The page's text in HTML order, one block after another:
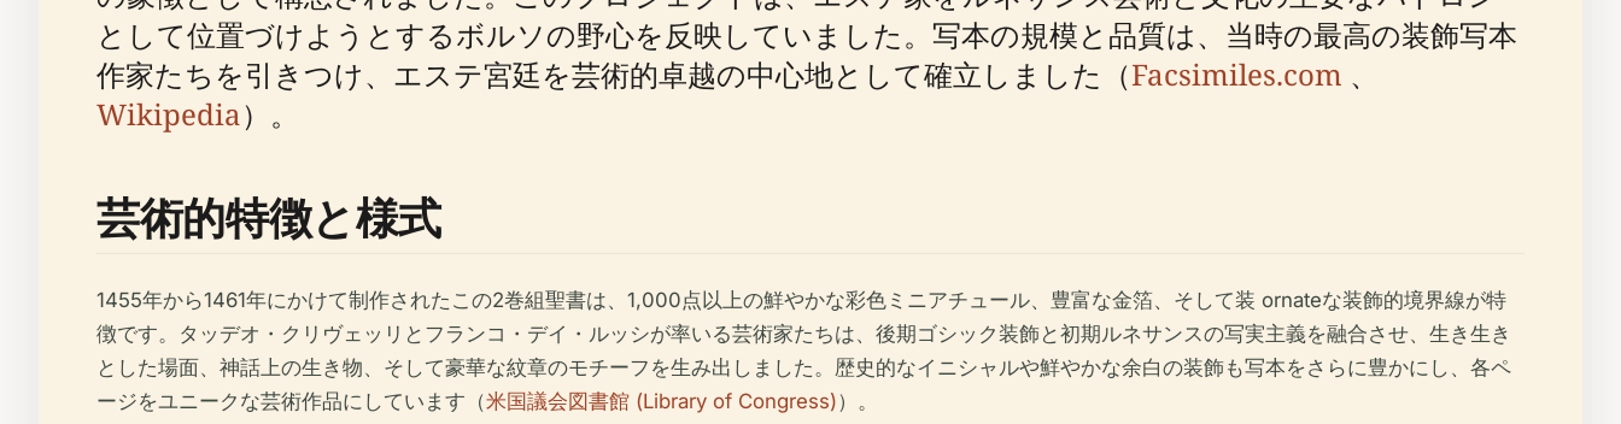
として位置づけようとするボルソの野心を反映していました。写本の規模と品質は、当時の最高の装飾写本
作家たちを引きつけ、エステ宮廷を芸術的卓越の中心地として確立しました（Facsimiles.com 、
Wikipedia）。
芸術的特徴と様式
1455年から1461年にかけて制作されたこの2巻組聖書は、1,000点以上の鮮やかな彩色ミニアチュール、豊富な金箔、そして装 ornateな装飾的境界線が特
徴です。タッデオ・クリヴェッリとフランコ・デイ・ルッシが率いる芸術家たちは、後期ゴシック装飾と初期ルネサンスの写実主義を融合させ、生き生き
とした場面、神話上の生き物、そして豪華な紋章のモチーフを生み出しました。歴史的なイニシャルや鮮やかな余白の装飾も写本をさらに豊かにし、各ペ
ージをユニークな芸術作品にしています（米国議会図書館 (Library of Congress)）。